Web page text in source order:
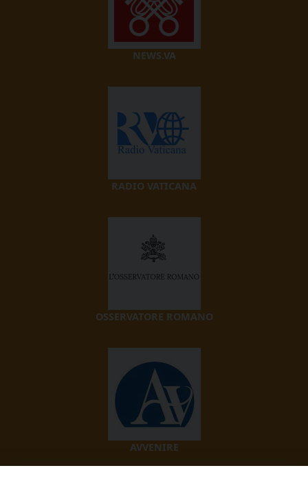
NEWS.VA
RADIO VATICANA
OSSERVATORE ROMANO
AVVENIRE